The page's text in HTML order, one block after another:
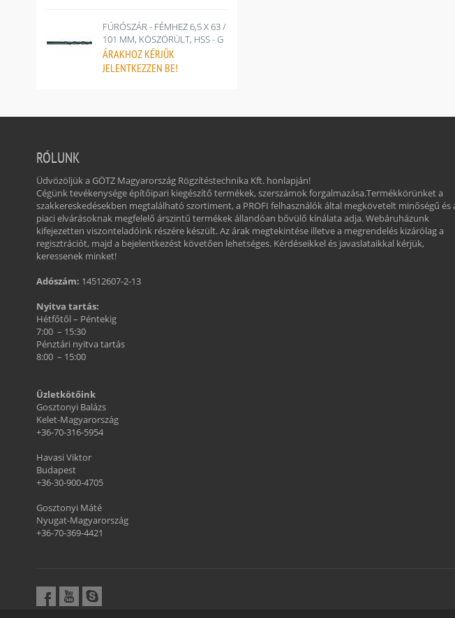
FÚRÓSZÁR - FÉMHEZ 6,5 X 63 /
101 MM, KÖSZÖRÜLT, HSS - G
ÁRAKHOZ KÉRJÜK
JELENTKEZZEN BE!
RÓLUNK
Üdvözöljük a GÖTZ Magyarország Rögzítéstechnika Kft. honlapján!
Cégünk tevékenysége építőipari kiegészítő termékek, szerszámok forgalmazása.Termékkörünket a
szakkereskedésekben megtalálható szortiment, a PROFI felhasználók által megkövetelt minőségű és
piaci elvárásoknak megfelelő árszintű termékek állandóan bővülő kínálata adja. Webáruházunk
kifejezetten viszonteladóink részére készült. Az árak megtekintése illetve a megrendelés kizárólag a
regisztrációt, majd a bejelentkezést követően lehetséges. Kérdéseikkel és javaslataikkal kérjük,
keressenek minket!
Adószám: 14512607-2-13
Nyitva tartás:
Hétfőtől – Péntekig
7:00 – 15:30
Pénztári nyitva tartás
8:00 – 15:00
Üzletkötőink
Gosztonyi Balázs
Kelet-Magyarország
+36-70-316-5954
Havasi Viktor
Budapest
+36-30-900-4705
Gosztonyi Máté
Nyugat-Magyarország
+36-70-369-4421